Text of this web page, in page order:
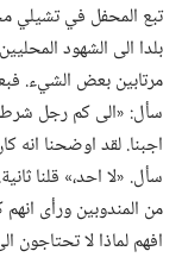
تبع المحفل في
بلدا الى الشهود
سأل:‏ «الى كم رجل
سأل.‏ «لا احد،‏» قلنا
من المندوبين ورأى
افهم لماذا لا